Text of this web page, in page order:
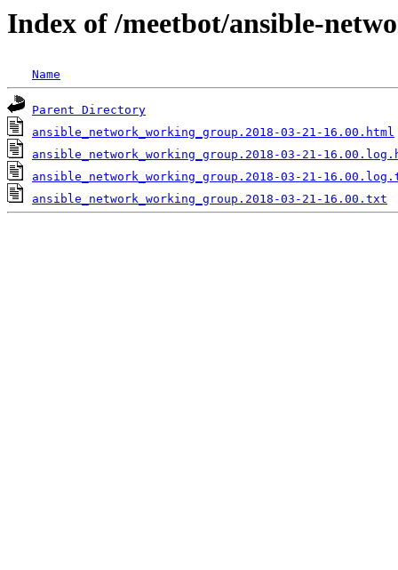
Index of /meetbot/ansible-
Name
Parent Directory
ansible_network_working_group.2018-03-21-16.00.html
ansible_network_working_group.2018-03-21-
ansible_network_working_group.2018-03-21-
ansible_network_working_group.2018-03-21-16.00.txt